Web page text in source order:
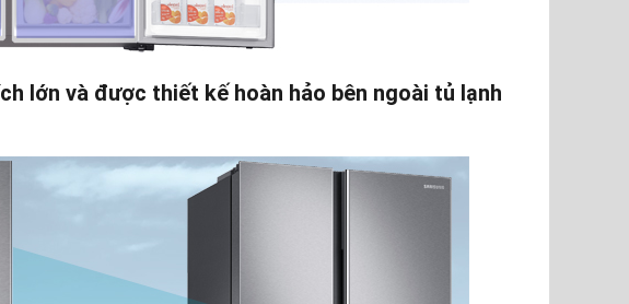
lớn và được thiết kế hoàn hảo bên ngoài tủ lạnh